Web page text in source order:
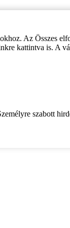
Az Összes
kattintva is. A
szabott